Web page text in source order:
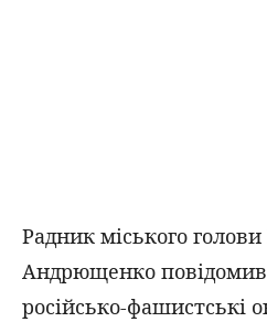
Радник міського
Андрющенко
російсько-фашистські